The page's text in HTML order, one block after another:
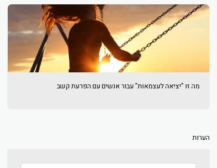
מה זו "יציאה לעצמאות" עבור אנשים עם הפרעת קשב
הערות